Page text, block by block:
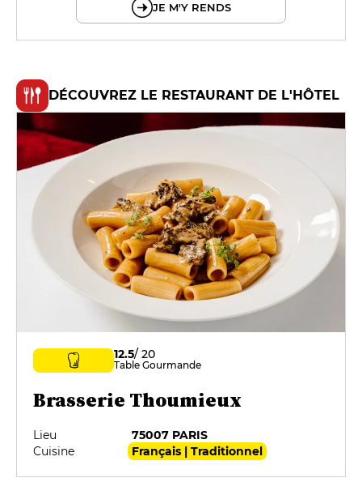
JE M'Y RENDS
DÉCOUVREZ LE RESTAURANT DE L'HÔTEL
12.5/ 20
Table Gourmande
Brasserie Thoumieux
Lieu
75007 PARIS
Cuisine
Français | Traditionnel